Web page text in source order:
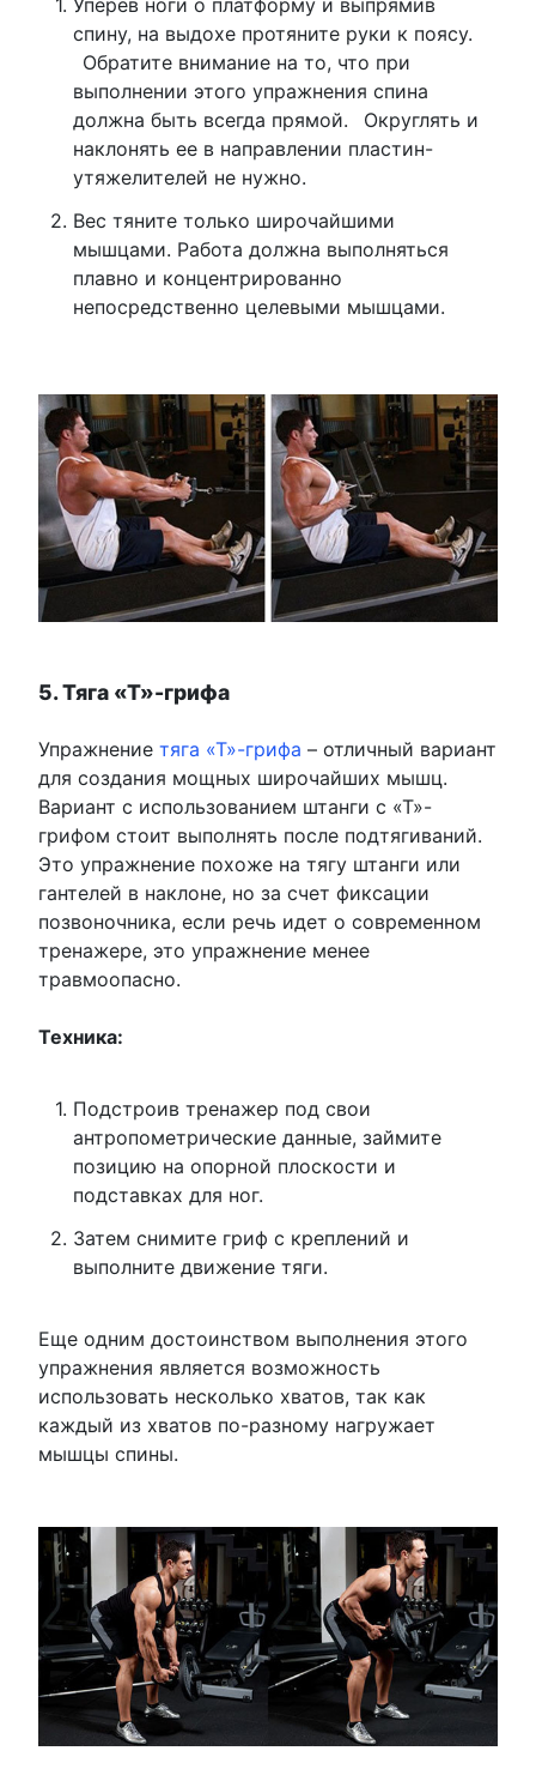
Уперев ноги о платформу и выпрямив
спину, на выдохе протяните руки к поясу.
Обратите внимание на то, что при
выполнении этого упражнения спина
должна быть всегда прямой.
Округлять и
наклонять ее в направлении пластин-
утяжелителей не нужно.
Вес тяните только широчайшими
мышцами. Работа должна выполняться
плавно и концентрированно
непосредственно целевыми мышцами.
5. Тяга «Т»-грифа
Упражнение тяга «Т»-грифа – отличный вариант
для создания мощных широчайших мышц.
Вариант с использованием штанги с «Т»-
грифом стоит выполнять после подтягиваний.
Это упражнение похоже на тягу штанги или
гантелей в наклоне, но за счет фиксации
позвоночника, если речь идет о современном
тренажере, это упражнение менее
травмоопасно.
Техника:
Подстроив тренажер под свои
антропометрические данные, займите
позицию на опорной плоскости и
подставках для ног.
Затем снимите гриф с креплений и
выполните движение тяги.
Еще одним достоинством выполнения этого
упражнения является возможность
использовать несколько хватов, так как
каждый из хватов по-разному нагружает
мышцы спины.